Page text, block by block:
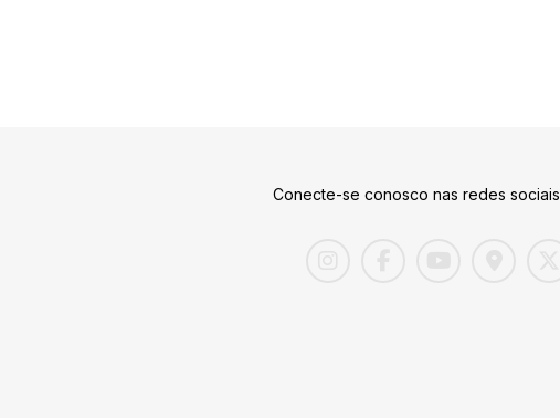
Conecte-se conosco nas redes sociais